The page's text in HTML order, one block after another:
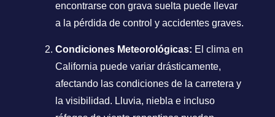
encontrarse con grava suelta puede llevar
a la pérdida de control y accidentes graves.
Condiciones Meteorológicas: El clima en
California puede variar drásticamente,
afectando las condiciones de la carretera y
la visibilidad. Lluvia, niebla e incluso